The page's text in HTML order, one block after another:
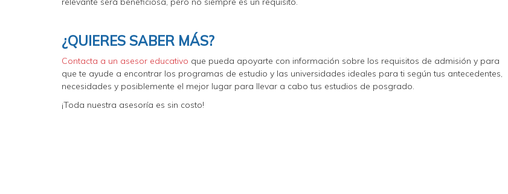
¿QUIERES SABER MÁS?
Contacta a un asesor educativo que pueda apoyarte con información sobre los requisitos de admisión y para
que te ayude a encontrar los programas de estudio y las universidades ideales para ti según tus antecedentes,
necesidades y posiblemente el mejor lugar para llevar a cabo tus estudios de posgrado.
¡Toda nuestra asesoría es sin costo!